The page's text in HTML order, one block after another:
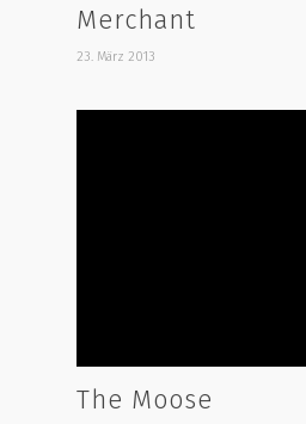
Merchant
23. März 2013
The Moose